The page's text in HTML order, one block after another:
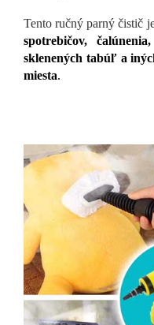
Tento ručný parný čistič
spotrebičov,
sklenených tabúľ a
miesta.